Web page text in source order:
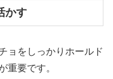
かす
ョをしっかりホールド
重要です。